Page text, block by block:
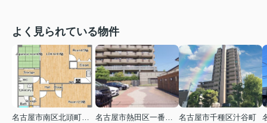
よく見られている物件
名古屋市千種区汁谷町